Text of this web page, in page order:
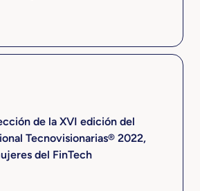
de la XVI edición del
Tecnovisionarias® 2022,
del FinTech